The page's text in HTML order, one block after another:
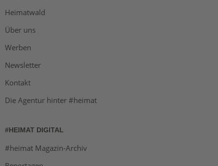
Heimatwald
Über uns
Werben
Newsletter
Kontakt
Die Agentur hinter #heimat
#HEIMAT DIGITAL
#heimat Magazin-Archiv